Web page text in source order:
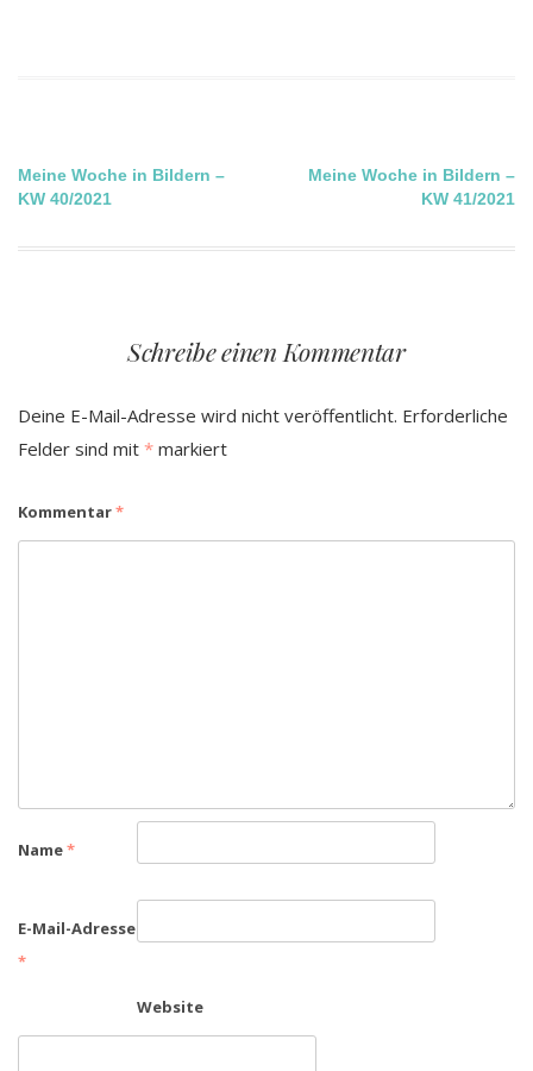
Beitragsnavigation
Meine Woche in Bildern –
KW 40/2021
Meine Woche in Bildern –
KW 41/2021
Schreibe einen Kommentar
Deine E-Mail-Adresse wird nicht veröffentlicht. Erforderliche
Felder sind mit * markiert
Kommentar*
Name*
E-Mail-Adresse
*
Website